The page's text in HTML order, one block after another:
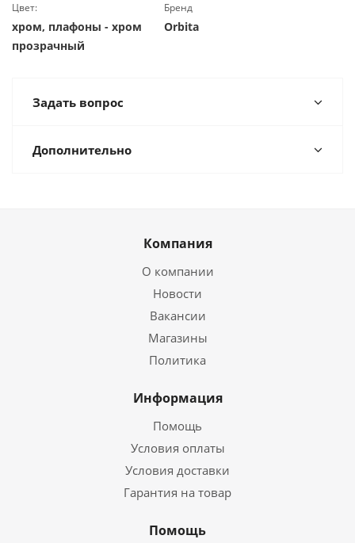
Цвет:
хром, плафоны - хром
прозрачный
Бренд
Orbita
Задать вопрос
Дополнительно
Компания
О компании
Новости
Вакансии
Магазины
Политика
Информация
Помощь
Условия оплаты
Условия доставки
Гарантия на товар
Помощь